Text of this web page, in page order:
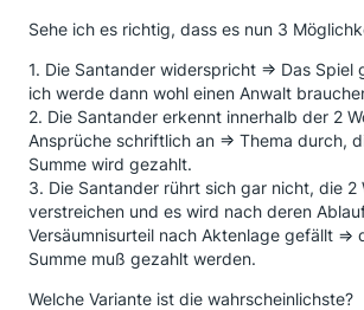
Sehe ich es richtig, dass es nun 3
1. Die Santander widerspricht => Das Spiel
ich werde dann wohl einen Anwalt
2. Die Santander erkennt innerhalb der 2
Ansprüche schriftlich an => Thema durch,
Summe wird gezahlt.
3. Die Santander rührt sich gar nicht, die 2
verstreichen und es wird nach deren
Versäumnisurteil nach Aktenlage gefällt =>
Summe muß gezahlt werden.
Welche Variante ist die wahrscheinlichste?